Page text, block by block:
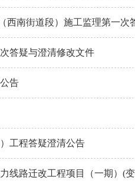
西南街道段）施工监理第一次
答疑与澄清修改文件
告
工程答疑澄清公告
线路迁改工程项目（一期）(